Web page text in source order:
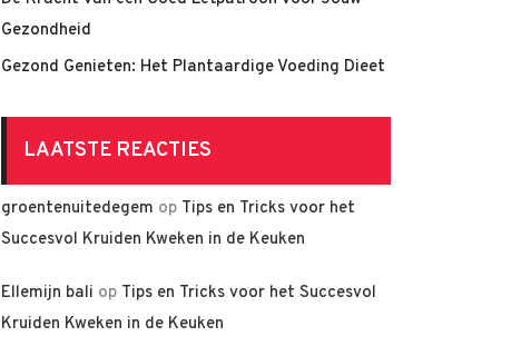
Gezondheid
Gezond Genieten: Het Plantaardige Voeding Dieet
LAATSTE REACTIES
groentenuitedegem op Tips en Tricks voor het
Succesvol Kruiden Kweken in de Keuken
Ellemijn bali op Tips en Tricks voor het Succesvol
Kruiden Kweken in de Keuken